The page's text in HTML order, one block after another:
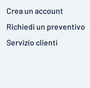
Crea un account
Richiedi un preventivo
Servizio clienti